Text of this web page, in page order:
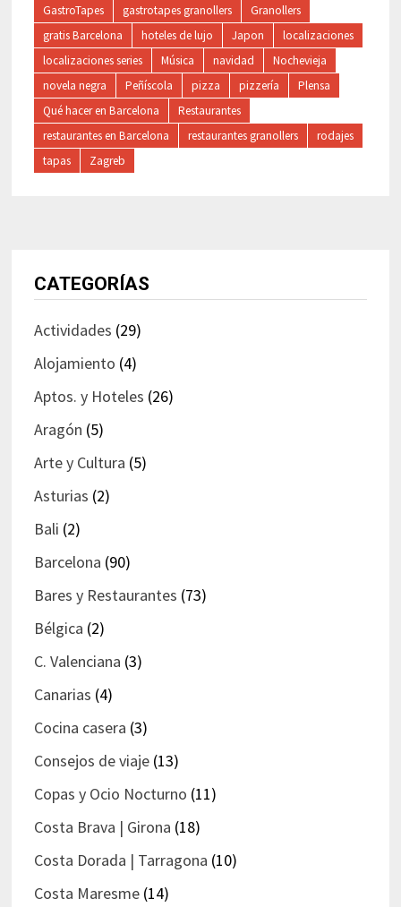
GastroTapes
gastrotapes granollers
Granollers
gratis Barcelona
hoteles de lujo Japon
localizaciones
localizaciones series
Música navidad
Nochevieja
novela negra
Peñíscola pizza pizzería
Plensa
Qué hacer en Barcelona
Restaurantes
restaurantes en Barcelona
restaurantes granollers
rodajes
tapas
Zagreb
CATEGORÍAS
Actividades (29)
Alojamiento (4)
Aptos. y Hoteles (26)
Aragón (5)
Arte y Cultura (5)
Asturias (2)
Bali (2)
Barcelona (90)
Bares y Restaurantes (73)
Bélgica (2)
C. Valenciana (3)
Canarias (4)
Cocina casera (3)
Consejos de viaje(13)
Copas y Ocio Nocturno (11)
Costa Brava | Girona (18)
Costa Dorada | Tarragona (10)
Costa Maresme(14)